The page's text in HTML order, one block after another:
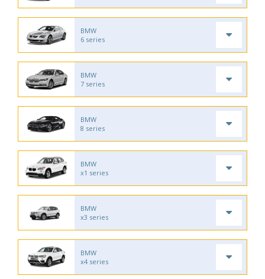
BMW
6 series
BMW
7 series
BMW
8 series
BMW
x1 series
BMW
x3 series
BMW
x4 series